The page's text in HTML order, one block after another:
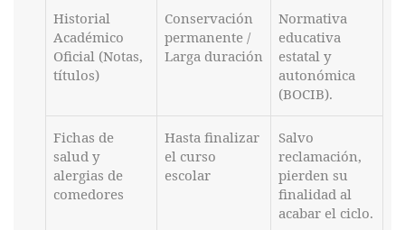
Historial
Académico
Oficial (Notas,
títulos)
Conservación
permanente /
Larga duración
Normativa
educativa
estatal y
autonómica
(BOCIB).
Fichas de
salud y
alergias de
comedores
Hasta finalizar
el curso
escolar
Salvo
reclamación,
pierden su
finalidad al
acabar el ciclo.